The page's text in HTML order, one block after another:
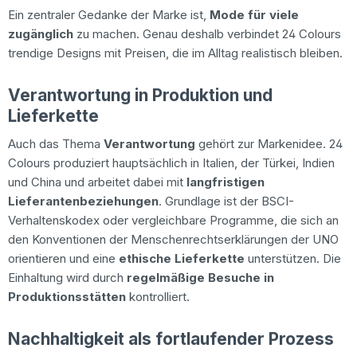
Ein zentraler Gedanke der Marke ist, Mode für viele
zugänglich zu machen. Genau deshalb verbindet 24 Colours
trendige Designs mit Preisen, die im Alltag realistisch bleiben.
Verantwortung in Produktion und
Lieferkette
Auch das Thema Verantwortung gehört zur Markenidee. 24
Colours produziert hauptsächlich in Italien, der Türkei, Indien
und China und arbeitet dabei mit langfristigen
Lieferantenbeziehungen. Grundlage ist der BSCI-
Verhaltenskodex oder vergleichbare Programme, die sich an
den Konventionen der Menschenrechtserklärungen der UNO
orientieren und eine ethische Lieferkette unterstützen. Die
Einhaltung wird durch regelmäßige Besuche in
Produktionsstätten kontrolliert.
Nachhaltigkeit als fortlaufender Prozess